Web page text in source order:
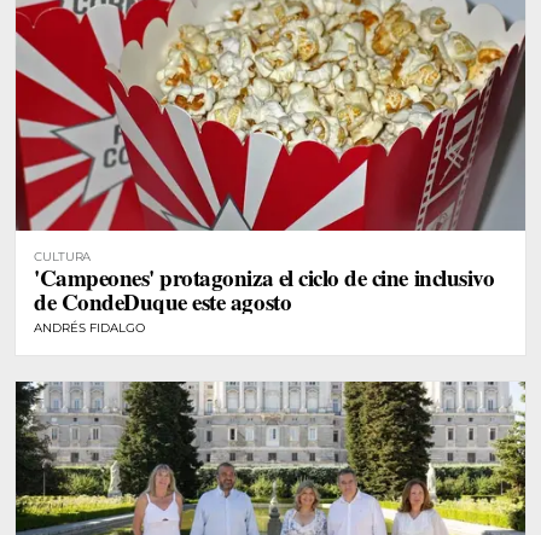
CULTURA
'Campeones' protagoniza el ciclo de cine inclusivo
de CondeDuque este agosto
ANDRÉS FIDALGO